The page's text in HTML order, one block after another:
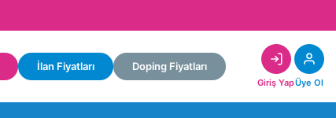
İlan Fiyatları Doping Fiyatları
Giriş YapÜye Ol